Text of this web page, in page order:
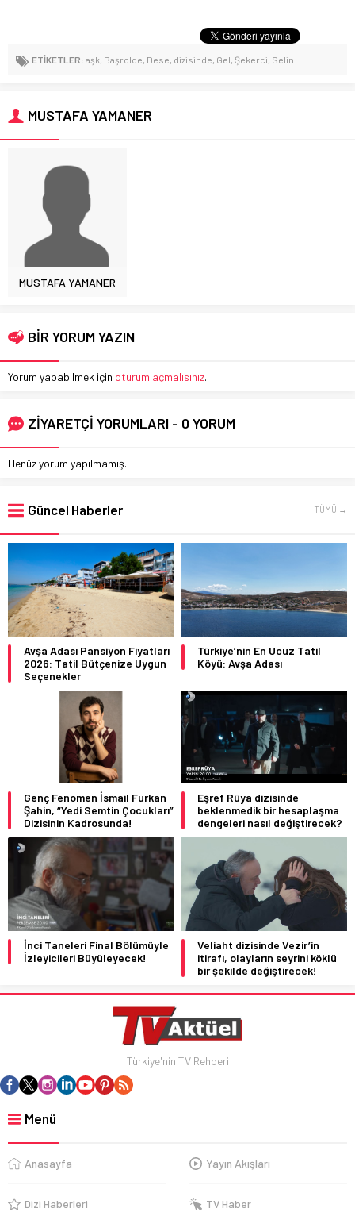
ETİKETLER: aşk, Başrolde, Dese, dizisinde, Gel, Şekerci, Selin
MUSTAFA YAMANER
MUSTAFA YAMANER
BİR YORUM YAZIN
Yorum yapabilmek için oturum açmalısınız.
ZİYARETÇİ YORUMLARI - 0 YORUM
Henüz yorum yapılmamış.
Güncel Haberler TÜMÜ →
Avşa Adası Pansiyon Fiyatları
2026: Tatil Bütçenize Uygun
Seçenekler
Türkiye’nin En Ucuz Tatil
Köyü: Avşa Adası
Genç Fenomen İsmail Furkan
Şahin, “Yedi Semtin Çocukları”
Dizisinin Kadrosunda!
Eşref Rüya dizisinde
beklenmedik bir hesaplaşma
dengeleri nasıl değiştirecek?
İnci Taneleri Final Bölümüyle
İzleyicileri Büyüleyecek!
Veliaht dizisinde Vezir’in
itirafı, olayların seyrini köklü
bir şekilde değiştirecek!
Türkiye'nin TV Rehberi
Menü
Anasayfa Yayın Akışları
Dizi Haberleri TV Haber